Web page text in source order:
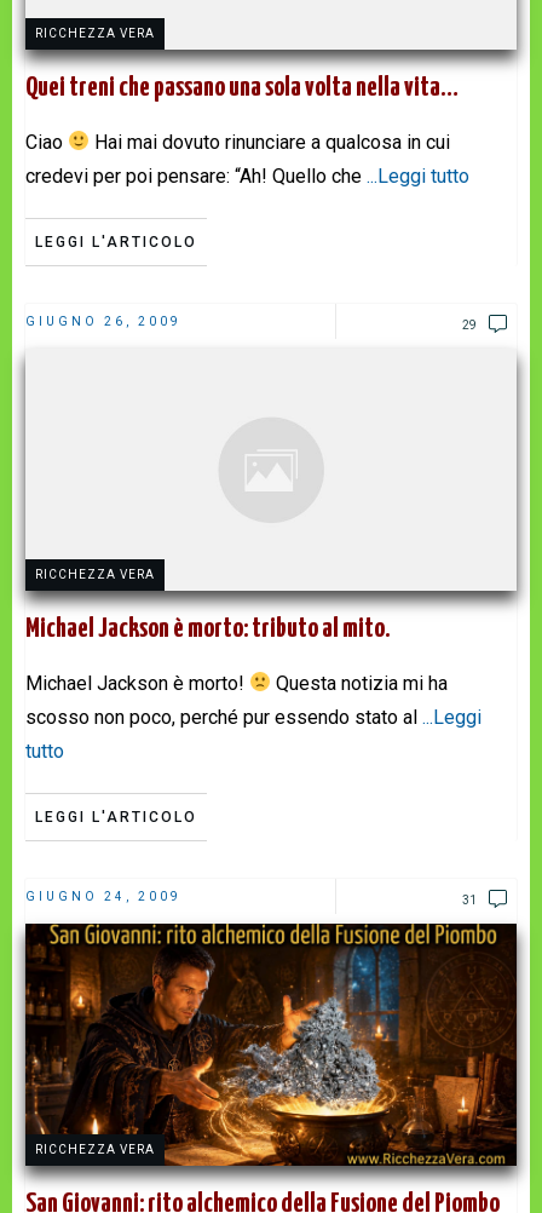
RICCHEZZA VERA
Quei treni che passano una sola volta nella vita…
Ciao
Hai mai dovuto rinunciare a qualcosa in cui
credevi per poi pensare: “Ah! Quello che ...Leggi tutto
LEGGI L'ARTICOLO
GIUGNO 26, 2009 29
RICCHEZZA VERA
Michael Jackson è morto: tributo al mito.
Michael Jackson è morto!
Questa notizia mi ha
scosso non poco, perché pur essendo stato al ...Leggi
tutto
LEGGI L'ARTICOLO
GIUGNO 24, 2009 31
RICCHEZZA VERA
San Giovanni: rito alchemico della Fusione del Piombo